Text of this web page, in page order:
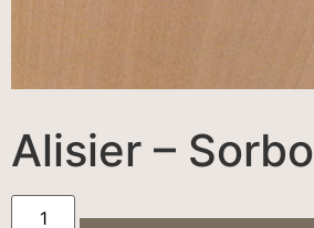
Alisier – Sorbo